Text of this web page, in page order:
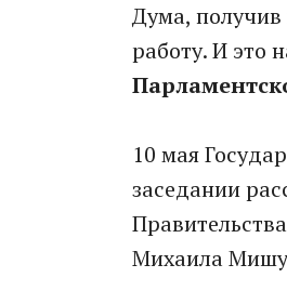
Дума, получив
работу. И это
10 мая
заседании
Михаила